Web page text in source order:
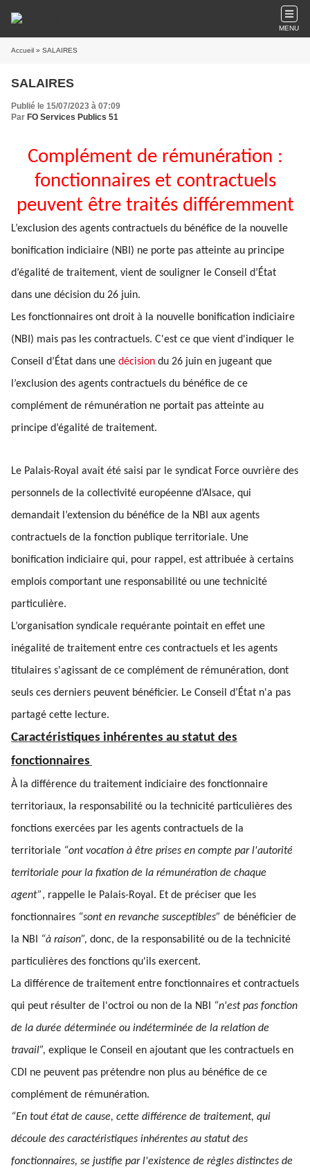
MENU
Accueil » SALAIRES
SALAIRES
Publié le 15/07/2023 à 07:09
Par FO Services Publics 51
Complément de rémunération :
fonctionnaires et contractuels
peuvent être traités différemment
L’exclusion des agents contractuels du bénéfice de la nouvelle
bonification indiciaire (NBI) ne porte pas atteinte au principe
d’égalité de traitement, vient de souligner le Conseil d’État
dans une décision du 26 juin.
Les fonctionnaires ont droit à la nouvelle bonification indiciaire
(NBI) mais pas les contractuels. C'est ce que vient d'indiquer le
Conseil d’État dans une décision du 26 juin en jugeant que
l’exclusion des agents contractuels du bénéfice de ce
complément de rémunération ne portait pas atteinte au
principe d’égalité de traitement.
Le Palais-Royal avait été saisi par le syndicat Force ouvrière des
personnels de la collectivité européenne d’Alsace, qui
demandait l’extension du bénéfice de la NBI aux agents
contractuels de la fonction publique territoriale. Une
bonification indiciaire qui, pour rappel, est attribuée à certains
emplois comportant une responsabilité ou une technicité
particulière.
L’organisation syndicale requérante pointait en effet une
inégalité de traitement entre ces contractuels et les agents
titulaires s'agissant de ce complément de rémunération, dont
seuls ces derniers peuvent bénéficier. Le Conseil d’État n'a pas
partagé cette lecture.
Caractéristiques inhérentes au statut des
fonctionnaires
À la différence du traitement indiciaire des fonctionnaire
territoriaux, la responsabilité ou la technicité particulières des
fonctions exercées par les agents contractuels de la
territoriale “ont vocation à être prises en compte par l'autorité
territoriale pour la fixation de la rémunération de chaque
agent”, rappelle le Palais-Royal. Et de préciser que les
fonctionnaires “sont en revanche susceptibles” de bénéficier de
la NBI
“à raison”, donc, de la responsabilité ou de la technicité
particulières des fonctions qu'ils exercent.
La différence de traitement entre fonctionnaires et contractuels
qui peut résulter de l'octroi ou non de la NBI
“n'est pas fonction
de la durée déterminée ou indéterminée de la relation de
travail”, explique le Conseil en ajoutant que les contractuels en
CDI ne peuvent pas prétendre non plus au bénéfice de ce
complément de rémunération.
“En tout état de cause, cette différence de traitement, qui
découle des caractéristiques inhérentes au statut des
fonctionnaires, se justifie par l'existence de règles distinctes de